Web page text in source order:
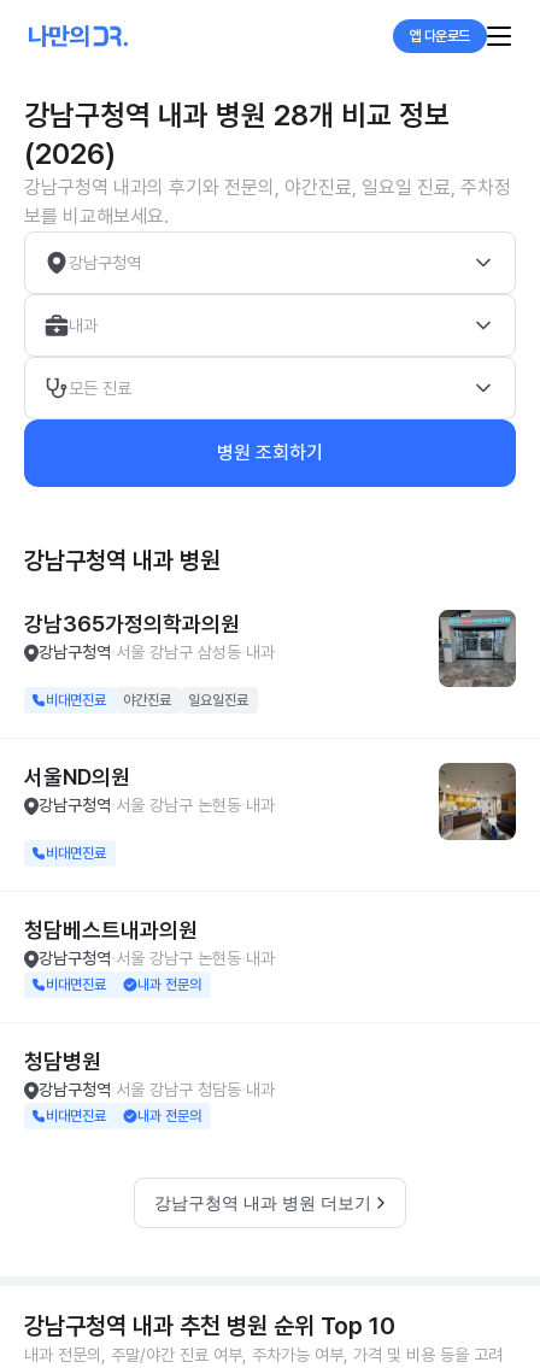
앱 다운로드
강남구청역 내과 병원 28개 비교 정보
(2026)
강남구청역 내과의 후기와 전문의, 야간진료, 일요일 진료, 주차정
보를 비교해보세요.
강남구청역
내과
모든 진료
병원 조회하기
강남구청역 내과 병원
강남365가정의학과의원
강남구청역 서울 강남구 삼성동 내과
비대면진료 야간진료 일요일진료
서울ND의원
강남구청역 서울 강남구 논현동 내과
비대면진료
청담베스트내과의원
강남구청역 서울 강남구 논현동 내과
비대면진료 내과 전문의
청담병원
강남구청역 서울 강남구 청담동 내과
비대면진료 내과 전문의
강남구청역 내과 병원 더보기
강남구청역 내과 추천 병원 순위 Top 10
내과 전문의, 주말/야간 진료 여부, 주차가능 여부, 가격 및 비용 등을 고려